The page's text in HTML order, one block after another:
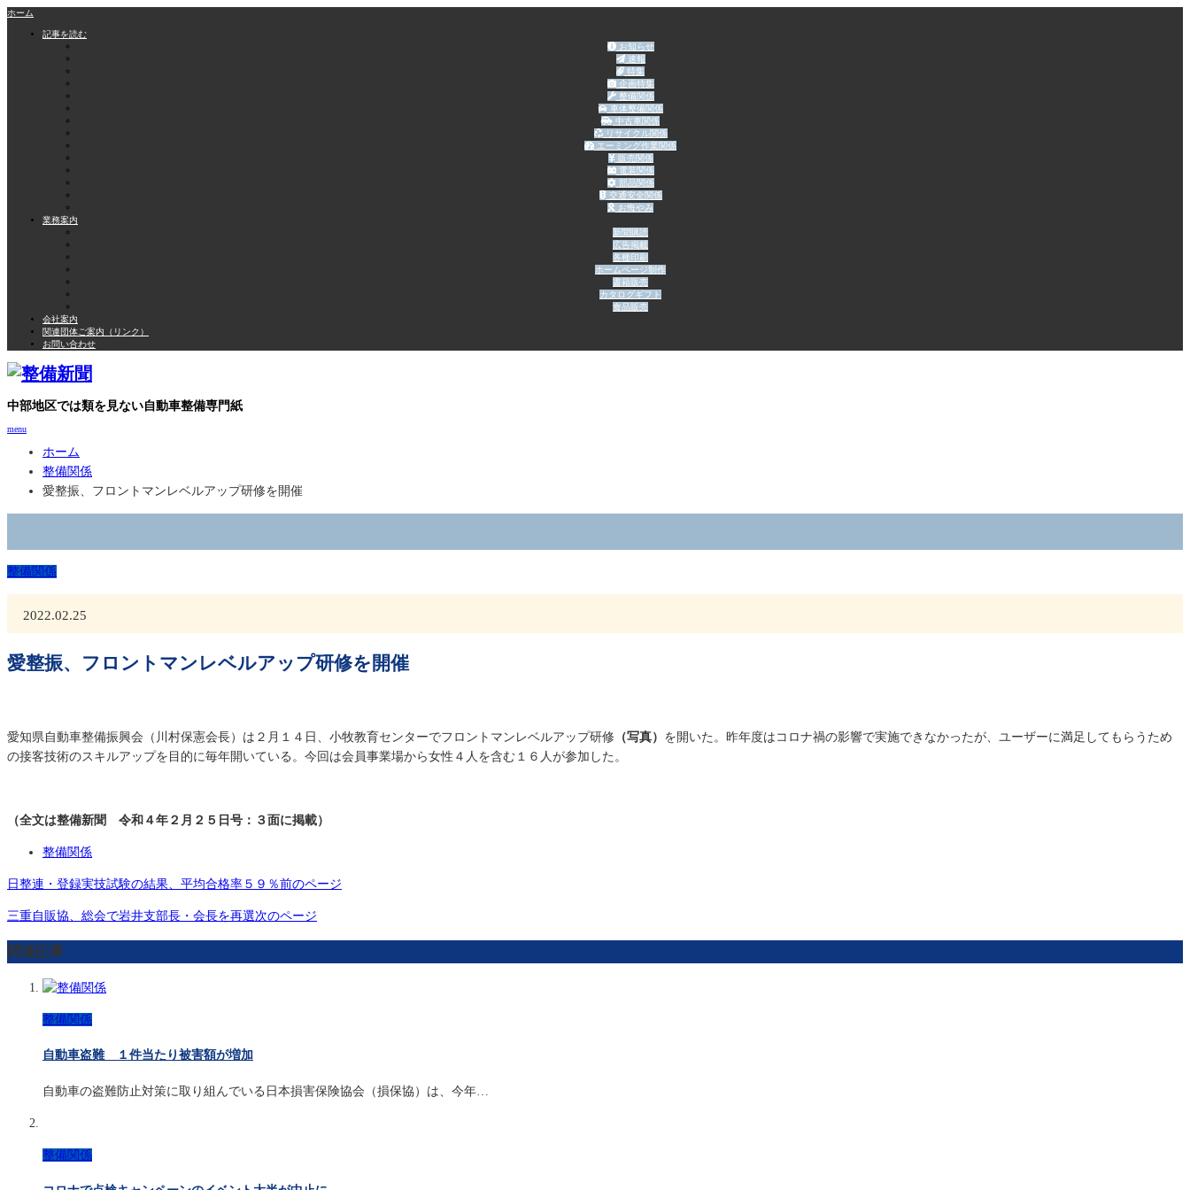
ホーム
記事を読む
お知らせ
速報
特集
企画特集
整備関係
車体整備関係
中古車関係
リサイクル関係
エーミング作業関係
販売関係
電装関係
部品関係
交通安全関係
お悔やみ
業務案内
新聞購読
広告掲載
各種印刷
ホームページ制作
書籍販売
カタログギフト
食品販売
会社案内
関連団体ご案内（リンク）
お問い合わせ
中部地区では類を見ない自動車整備専門紙
menu
ホーム
整備関係
愛整振、フロントマンレベルアップ研修を開催
整備関係
2022.02.25
愛整振、フロントマンレベルアップ研修を開催
愛知県自動車整備振興会（川村保憲会長）は２月１４日、小牧教育センターでフロントマンレベルアップ研修 （写真） を開いた。昨年度はコロナ禍の影響で実施できなかったが、ユーザーに満足してもらうため
の接客技術のスキルアップを目的に毎年開いている。今回は会員事業場から女性４人を含む１６人が参加した。
（全文は整備新聞 令和４年２月２５日号：３面に掲載）
整備関係
日整連・登録実技試験の結果、平均合格率５９％前のページ
三重自販協、総会で岩井支部長・会長を再選次のページ
関連記事
整備関係
自動車盗難 １件当たり被害額が増加
自動車の盗難防止対策に取り組んでいる日本損害保険協会（損保協）は、今年…
整備関係